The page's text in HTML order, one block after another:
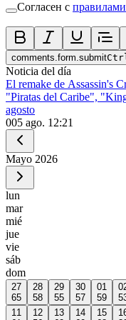
Согласен с правилами
comments.form.submit
Noticia del día
El remake de Assassin's
"Piratas del Caribe",
agosto
005 ago. 12:21
Mayo 2026
lun
mar
mié
jue
vie
sáb
dom
27
65
28
58
29
55
30
57
01
59
11
12
13
14
15